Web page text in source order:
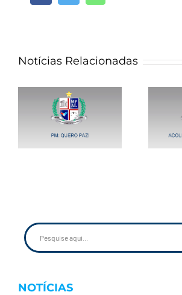
Notícias Relacionadas
Projeto – Acolher
para Proteger
NOTÍCIAS